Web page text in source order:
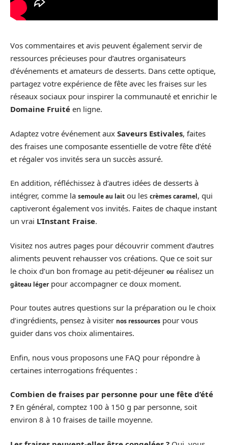
Vos commentaires et avis peuvent également servir de
ressources précieuses pour d’autres organisateurs
d’événements et amateurs de desserts. Dans cette optique,
partagez votre expérience de fête avec les fraises sur les
réseaux sociaux pour inspirer la communauté et enrichir le
Domaine Fruité en ligne.
Adaptez votre événement aux Saveurs Estivales, faites
des fraises une composante essentielle de votre fête d’été
et régaler vos invités sera un succès assuré.
En addition, réfléchissez à d’autres idées de desserts à
intégrer, comme la semoule au lait ou les crèmes caramel, qui
captiveront également vos invités. Faites de chaque instant
un vrai L’Instant Fraise.
Visitez nos autres pages pour découvrir comment d’autres
aliments peuvent rehausser vos créations. Que ce soit sur
le choix d’un bon fromage au petit-déjeuner ou réalisez un
gâteau légerpour accompagner ce doux moment.
Pour toutes autres questions sur la préparation ou le choix
d’ingrédients, pensez à visiter nos ressources pour vous
guider dans vos choix alimentaires.
Enfin, nous vous proposons une FAQ pour répondre à
certaines interrogations fréquentes :
Combien de fraises par personne pour une fête d’été
? En général, comptez 100 à 150 g par personne, soit
environ 8 à 10 fraises de taille moyenne.